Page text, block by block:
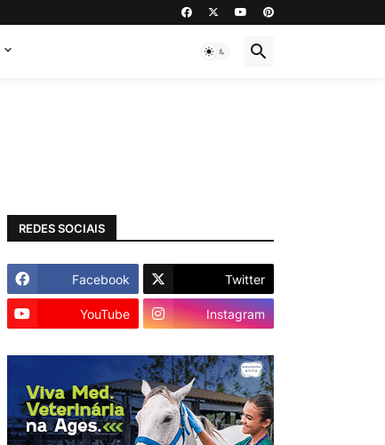
REDES SOCIAIS
Facebook Twitter
YouTube Instagram